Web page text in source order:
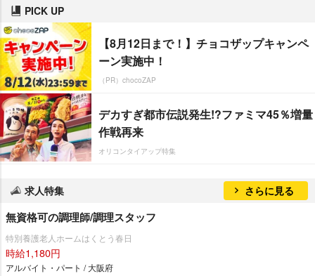
PICK UP
【8月12日まで！】チョコザップキャンペ
ーン実施中！
（PR）chocoZAP
デカすぎ都市伝説発生!?ファミマ45％増量
作戦再来
オリコンタイアップ特集
求人特集 さらに見る
無資格可の調理師/調理スタッフ
特別養護老人ホームはくとう春日
時給1,180円
アルバイト・パート / 大阪府